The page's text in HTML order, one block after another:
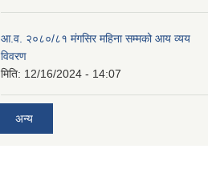
आ.व. २०८०/८१ मंगसिर महिना सम्मको आय व्यय
विवरण
मिति: 12/16/2024 - 14:07
अन्य